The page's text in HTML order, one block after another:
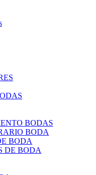
BODAS
BODA
BODA
DE BODA